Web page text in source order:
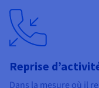
Reprise
Dans la mesure où il